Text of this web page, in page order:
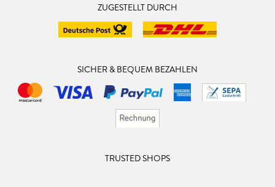
ZUGESTELLT DURCH
SICHER & BEQUEM BEZAHLEN
TRUSTED SHOPS